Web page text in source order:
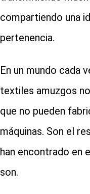
compartiendo una
pertenencia.
En un mundo cada
textiles amuzgos
que no pueden
máquinas. Son el
han encontrado en
son.